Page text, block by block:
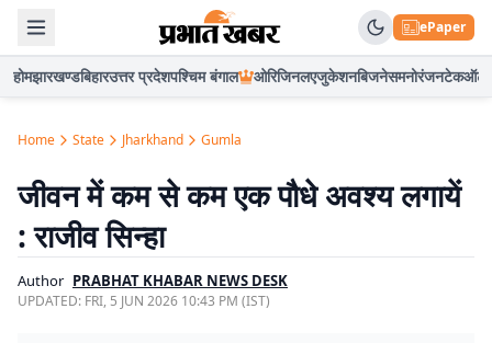
ePaper
होमझारखण्डबिहारउत्तर प्रदेशपश्चिम बंगाल ओरिजिनलएजुकेशनबिजनेसमनोरंजनटेकऑटो
Home State Jharkhand Gumla
जीवन में कम से कम एक पौधे अवश्य लगायें
: राजीव सिन्हा
Author PRABHAT KHABAR NEWS DESK
UPDATED: FRI, 5 JUN 2026 10:43 PM (IST)